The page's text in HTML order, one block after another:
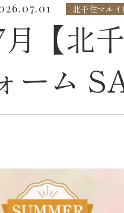
北千住マル
【北
ーム